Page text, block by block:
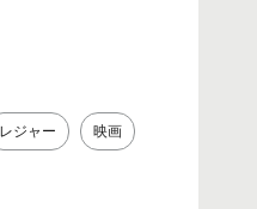
レジャー 映画